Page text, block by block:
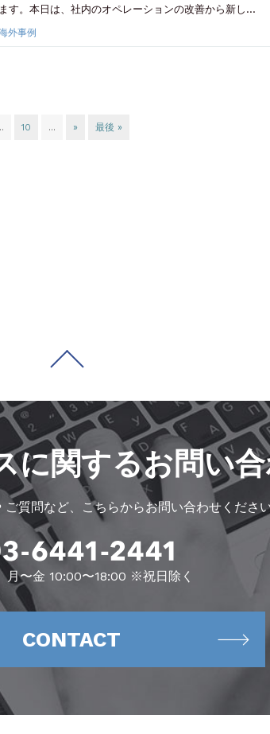
ます。本日は、社内のオペレーションの改善から新し…
外事例
10 ... » 最後 »
に関するお問い
ご質問など、こちらからお問い合わせくださ
月〜金 10:00〜18:00 ※祝日除く
CONTACT